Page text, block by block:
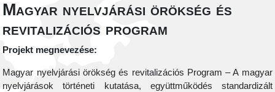
Magyar nyelvjárási örökség és
revitalizációs program
Projekt megnevezése:
Magyar nyelvjárási örökség és revitalizációs Program – A magyar
nyelvjárások történeti kutatása, együttműködés standardizált